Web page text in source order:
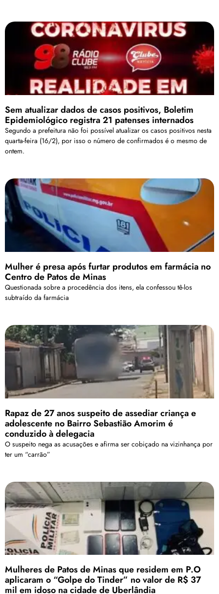
Sem atualizar dados de casos positivos, Boletim
Epidemiológico registra 21 patenses internados
Segundo a prefeitura não foi possível atualizar os casos positivos nesta
quarta-feira (16/2), por isso o número de confirmados é o mesmo de
ontem.
Mulher é presa após furtar produtos em farmácia no
Centro de Patos de Minas
Questionada sobre a procedência dos itens, ela confessou tê-los
subtraído da farmácia
Rapaz de 27 anos suspeito de assediar criança e
adolescente no Bairro Sebastião Amorim é
conduzido à delegacia
O suspeito nega as acusações e afirma ser cobiçado na vizinhança por
ter um “carrão”
Mulheres de Patos de Minas que residem em P.O
aplicaram o “Golpe do Tinder” no valor de R$ 37
mil em idoso na cidade de Uberlândia